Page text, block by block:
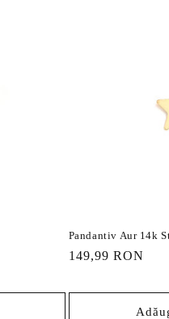
Pandantiv Aur 14k
Preț
149,99 RON